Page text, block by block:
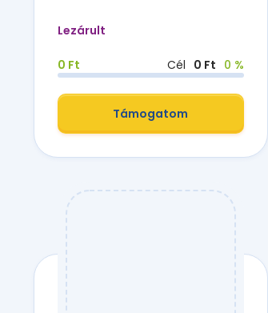
Lezárult
0 Ft Cél 0 Ft 0 %
Támogatom